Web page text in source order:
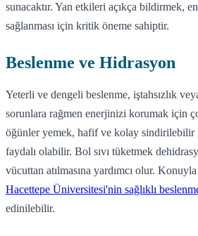
sunacaktır. Yan etkileri açıkça bildirmek,
sağlanması için kritik öneme sahiptir.
Beslenme ve Hidrasyon
Yeterli ve dengeli beslenme, iştahsızlık
sorunlara rağmen enerjinizi korumak için
öğünler yemek, hafif ve kolay sindirilebilir
faydalı olabilir. Bol sıvı tüketmek
vücuttan atılmasına yardımcı olur.
Hacettepe Üniversitesi'nin sağlıklı
edinilebilir.